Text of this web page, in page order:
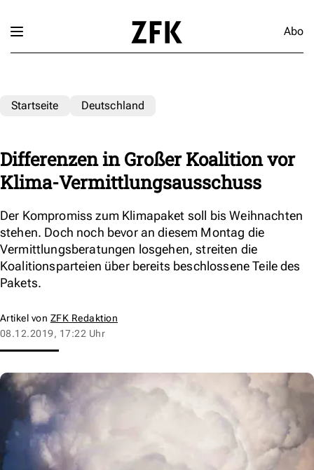
Abo
Startseite Deutschland
Differenzen in Großer Koalition vor
Klima-Vermittlungsausschuss
Der Kompromiss zum Klimapaket soll bis Weihnachten
stehen. Doch noch bevor an diesem Montag die
Vermittlungsberatungen losgehen, streiten die
Koalitionsparteien über bereits beschlossene Teile des
Pakets.
Artikel von ZFK Redaktion
08.12.2019, 17:22 Uhr